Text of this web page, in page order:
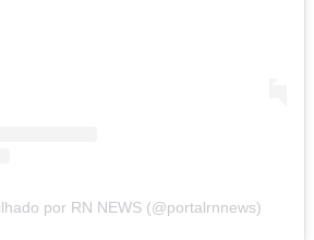
por RN NEWS (@portalrnnews)